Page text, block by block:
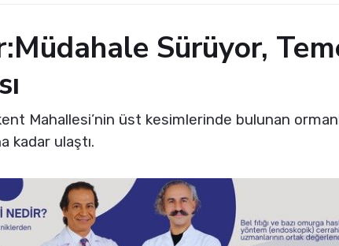
Sürüyor,
Mahallesi’nin üst kesimlerinde bulunan
kadar ulaştı.